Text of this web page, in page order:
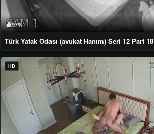
97%
Türk Yatak Odası (avukat Hanım) Seri 12 Part 18
HD